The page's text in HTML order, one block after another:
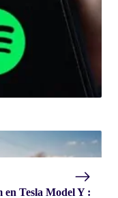
en Tesla Model Y :